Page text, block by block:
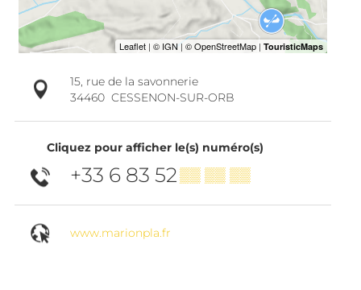
15, rue de la savonnerie
34460 CESSENON-SUR-ORB
Cliquez pour afficher le(s) numéro(s)
+33 6 83 52▒▒ ▒▒ ▒▒
www.marionpla.fr